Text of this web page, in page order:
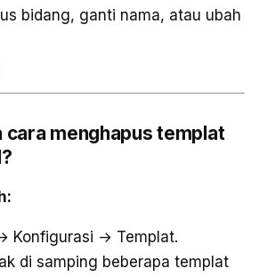
bidang, ganti nama, atau ubah
cara menghapus templat
Konfigurasi → Templat.
di samping beberapa templat